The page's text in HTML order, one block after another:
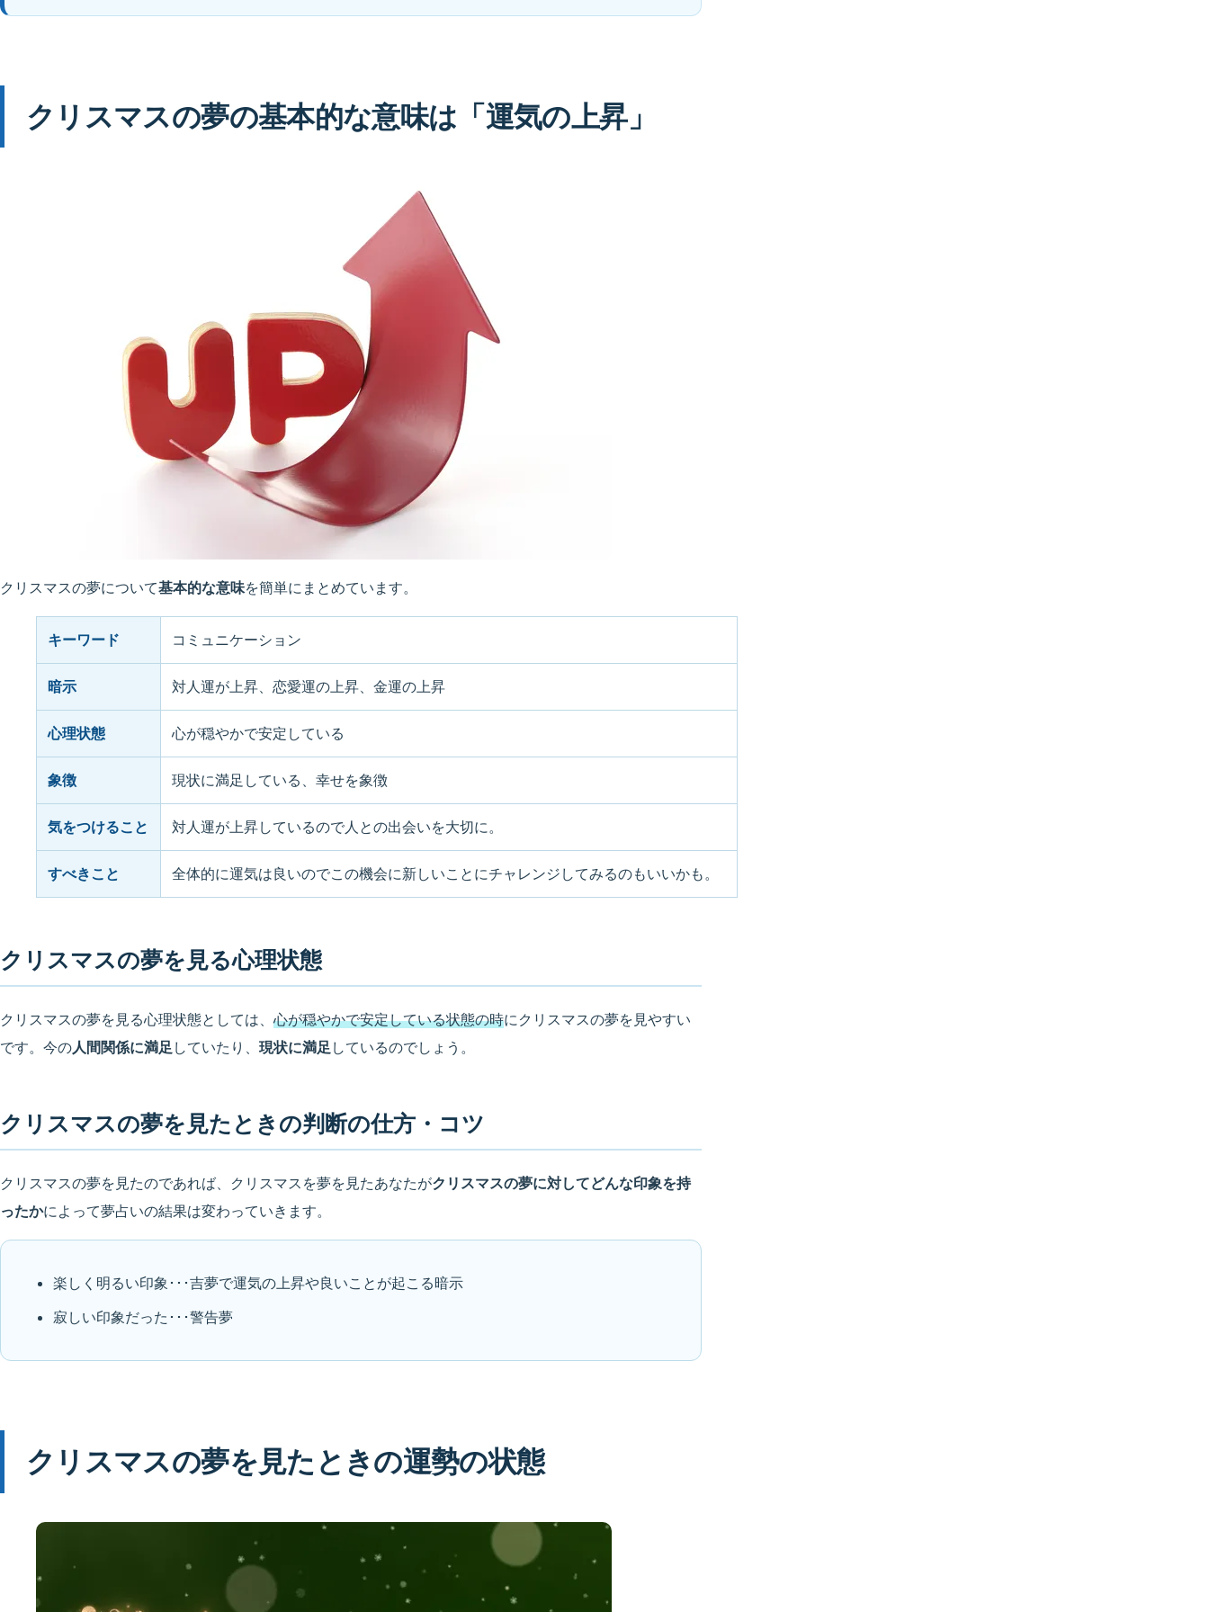
クリスマスの夢の基本的な意味は「運気の上昇」
クリスマスの夢について基本的な意味を簡単にまとめています。
キーワード コミュニケーション
暗示 対人運が上昇、恋愛運の上昇、金運の上昇
心理状態 心が穏やかで安定している
象徴 現状に満足している、幸せを象徴
気をつけること 対人運が上昇しているので人との出会いを大切に。
すべきこと 全体的に運気は良いのでこの機会に新しいことにチャレンジしてみるのもいいかも。
クリスマスの夢を見る心理状態
クリスマスの夢を見る心理状態としては、 心が穏やかで安定している状態の時にクリスマスの夢を見やすい
です。今の人間関係に満足していたり、 現状に満足しているのでしょう。
クリスマスの夢を見たときの判断の仕方・コツ
クリスマスの夢を見たのであれば、クリスマスを夢を見たあなたがクリスマスの夢に対してどんな印象を持
ったかによって夢占いの結果は変わっていきます。
楽しく明るい印象･･･吉夢で運気の上昇や良いことが起こる暗示
寂しい印象だった･･･警告夢
クリスマスの夢を見たときの運勢の状態